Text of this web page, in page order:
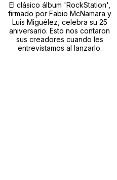
El clásico álbum 'RockStation',
firmado por Fabio McNamara y
Luis Miguélez, celebra su 25
aniversario. Esto nos contaron
sus creadores cuando les
entrevistamos al lanzarlo.